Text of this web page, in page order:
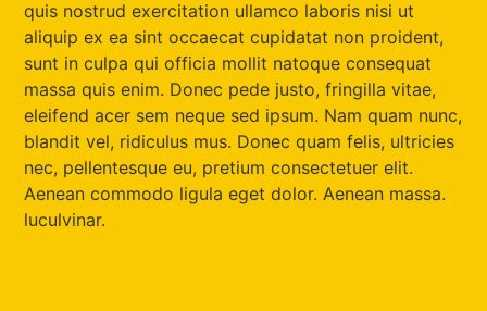
quis nostrud exercitation ullamco laboris nisi ut
aliquip ex ea sint occaecat cupidatat non proident,
sunt in culpa qui officia mollit natoque consequat
massa quis enim. Donec pede justo, fringilla vitae,
eleifend acer sem neque sed ipsum. Nam quam nunc,
blandit vel, ridiculus mus. Donec quam felis, ultricies
nec, pellentesque eu, pretium consectetuer elit.
Aenean commodo ligula eget dolor. Aenean massa.
luculvinar.